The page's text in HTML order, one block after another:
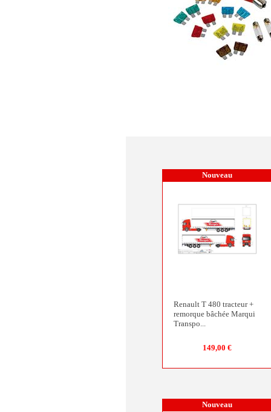
Nouveau
Renault T 480 tracteur +
remorque bâchée Marqui
Transpo...
149,00 €
Nouveau